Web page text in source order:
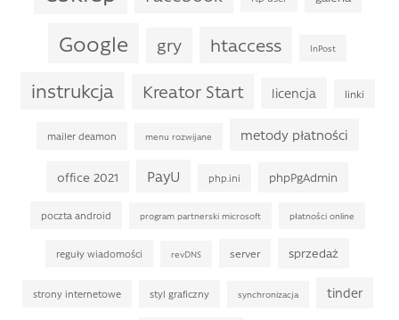
Google gry htaccess InPost
instrukcja Kreator Start licencja linki
mailer deamon menu rozwijane metody płatności
office 2021 PayU php.ini phpPgAdmin
poczta android program partnerski microsoft płatności online
reguły wiadomości revDNS server sprzedaż
strony internetowe styl graficzny synchronizacja tinder